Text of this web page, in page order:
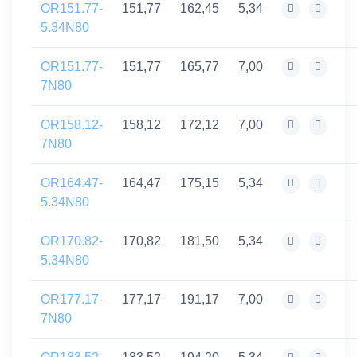
OR151.77-
5.34N80
151,77 162,45 5,34
OR151.77-
7N80
151,77 165,77 7,00
OR158.12-
7N80
158,12 172,12 7,00
OR164.47-
5.34N80
164,47 175,15 5,34
OR170.82-
5.34N80
170,82 181,50 5,34
OR177.17-
7N80
177,17 191,17 7,00